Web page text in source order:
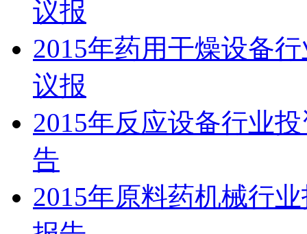
议报
2015年药用干燥设备
议报
2015年反应设备行业
告
2015年原料药机械行